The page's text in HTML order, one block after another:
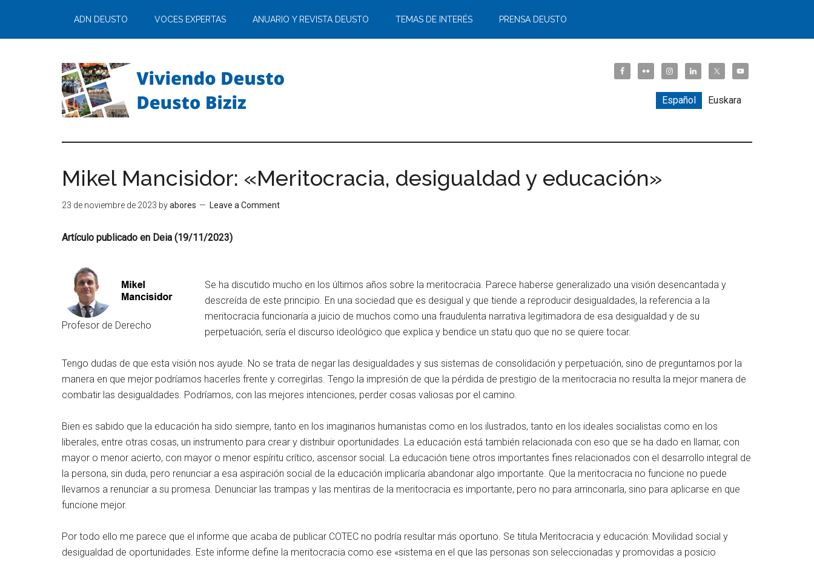
ADN DEUSTO VOCES EXPERTAS ANUARIO Y REVISTA DEUSTO TEMAS DE INTERÉS PRENSA DEUSTO
Español Euskara
Mikel Mancisidor: «Meritocracia, desigualdad y educación»
23 de noviembre de 2023 byabores Leave a Comment
Artículo publicado en Deia (19/11/2023)
Profesor de Derecho
Se ha discutido mucho en los últimos años sobre la meritocracia. Parece haberse generalizado una visión desencantada y
descreída de este principio. En una sociedad que es desigual y que tiende a reproducir desigualdades, la referencia a la
meritocracia funcionaría a juicio de muchos como una fraudulenta narrativa legitimadora de esa desigualdad y de su
perpetuación, sería el discurso ideológico que explica y bendice un statu quo que no se quiere tocar.
Tengo dudas de que esta visión nos ayude. No se trata de negar las desigualdades y sus sistemas de consolidación y perpetuación, sino de preguntarnos por la
manera en que mejor podríamos hacerles frente y corregirlas. Tengo la impresión de que la pérdida de prestigio de la meritocracia no resulta la mejor manera de
combatir las desigualdades. Podríamos, con las mejores intenciones, perder cosas valiosas por el camino.
Bien es sabido que la educación ha sido siempre, tanto en los imaginarios humanistas como en los ilustrados, tanto en los ideales socialistas como en los
liberales, entre otras cosas, un instrumento para crear y distribuir oportunidades. La educación está también relacionada con eso que se ha dado en llamar, con
mayor o menor acierto, con mayor o menor espíritu crítico, ascensor social. La educación tiene otros importantes fines relacionados con el desarrollo integral de
la persona, sin duda, pero renunciar a esa aspiración social de la educación implicaría abandonar algo importante. Que la meritocracia no funcione no puede
llevarnos a renunciar a su promesa. Denunciar las trampas y las mentiras de la meritocracia es importante, pero no para arrinconarla, sino para aplicarse en que
funcione mejor.
Por todo ello me parece que el informe que acaba de publicar COTEC no podría resultar más oportuno. Se titula Meritocracia y educación: Movilidad social y
desigualdad de oportunidades. Este informe define la meritocracia como ese «sistema en el que las personas son seleccionadas y promovidas a posicio